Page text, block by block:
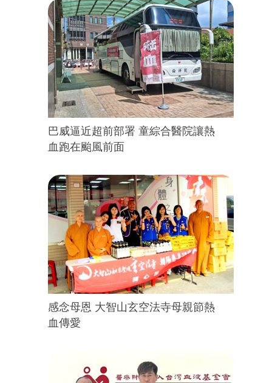
巴威逼近超前部署 童綜合醫院讓熱
血跑在颱風前面
感念母恩 大智山玄空法寺母親節熱
血傳愛